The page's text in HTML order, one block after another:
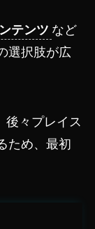
テンツ など
選択肢が広
後々プレイス
ため、最初